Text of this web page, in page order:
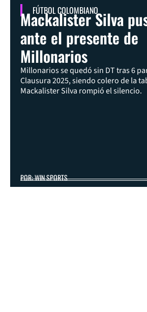
FÚTBOL COLOMBIANO
Mackalister Silva
ante el presente de
Millonarios
Millonarios se quedó sin DT tras 6
Clausura 2025, siendo colero de la
Mackalister Silva rompió el silencio.
POR: WIN SPORTS